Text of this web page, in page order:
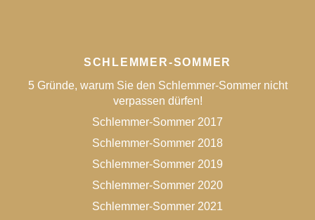
SCHLEMMER-SOMMER
5 Gründe, warum Sie den Schlemmer-Sommer nicht
verpassen dürfen!
Schlemmer-Sommer 2017
Schlemmer-Sommer 2018
Schlemmer-Sommer 2019
Schlemmer-Sommer 2020
Schlemmer-Sommer 2021